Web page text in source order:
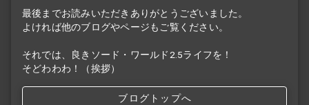
最後までお読みいただきありがとうございました。
よければ他のブログやページもご覧ください。
それでは、良きソード・ワールド2.5ライフを！
そどわわわ！（挨拶）
ブログトップへ